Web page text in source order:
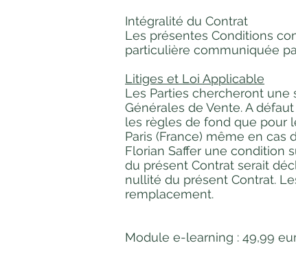
Intégralité du Contrat
Les présentes Conditions
particulière communiquée
Litiges et Loi Applicable
Les Parties chercheront une
Générales de Vente. A
les règles de fond que pour
Paris (France) même en
Florian Saffer une condition
du présent Contrat serait
nullité du présent Contrat.
remplacement.
Module e-learning : 49,99